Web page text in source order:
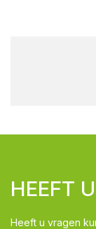
HEEFT
Heeft u vragen